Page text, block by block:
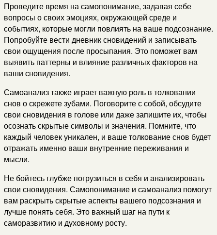
Проведите время на самопонимание, задавая себе
вопросы о своих эмоциях, окружающей среде и
событиях, которые могли повлиять на ваше подсознание.
Попробуйте вести дневник сновидений и записывать
свои ощущения после просыпания. Это поможет вам
выявить паттерны и влияние различных факторов на
ваши сновидения.
Самоанализ также играет важную роль в толковании
снов о скрежете зубами. Поговорите с собой, обсудите
свои сновидения в голове или даже запишите их, чтобы
осознать скрытые символы и значения. Помните, что
каждый человек уникален, и ваше толкование снов будет
отражать именно ваши внутренние переживания и
мысли.
Не бойтесь глубже погрузиться в себя и анализировать
свои сновидения. Самопонимание и самоанализ помогут
вам раскрыть скрытые аспекты вашего подсознания и
лучше понять себя. Это важный шаг на пути к
саморазвитию и духовному росту.